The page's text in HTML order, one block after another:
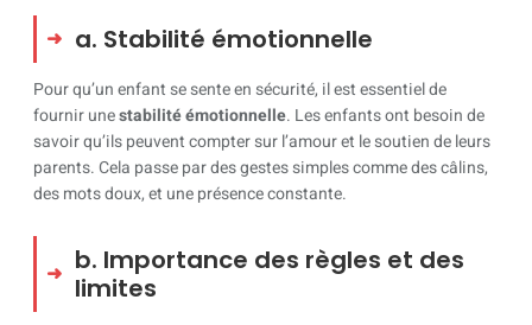
a. Stabilité émotionnelle
Pour qu’un enfant se sente en sécurité, il est essentiel de
fournir unestabilité émotionnelle. Les enfants ont besoin de
savoir qu’ils peuvent compter sur l’amour et le soutien de leurs
parents. Cela passe par des gestes simples comme des câlins,
des mots doux, et une présence constante.
b. Importance des règles et des
limites